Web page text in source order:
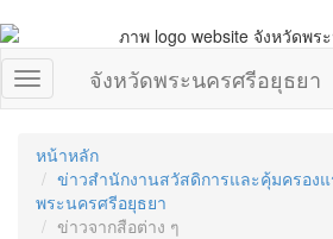
จังหวัดพระนครศรีอยุธยา
หน้าหลัก
ข่าวสำนักงานสวัสดิการและคุ้มครองแ
พระนครศรีอยุธยา
ข่าวจากสือต่าง ๆ